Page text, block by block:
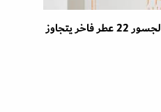
انطلق في رحلتك الداخلية مع إصدار الجسور 22 عطر فاخر يتجاوز